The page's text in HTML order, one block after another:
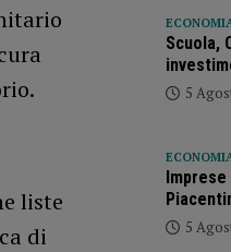
liste
di
Scuola,
5
5